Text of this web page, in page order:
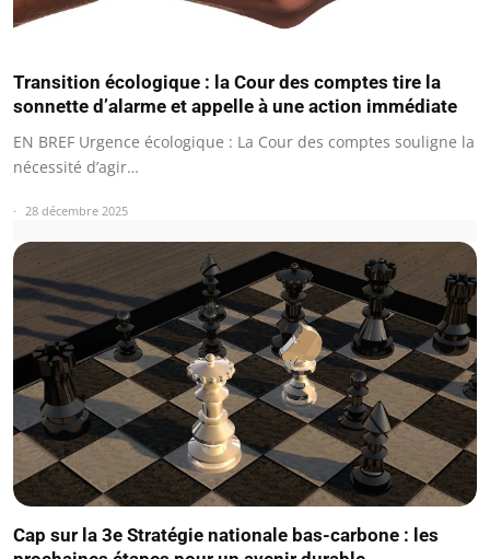
Transition écologique : la Cour des comptes tire la
sonnette d’alarme et appelle à une action immédiate
EN BREF Urgence écologique : La Cour des comptes souligne la
nécessité d’agir…
28 décembre 2025
Cap sur la 3e Stratégie nationale bas-carbone : les